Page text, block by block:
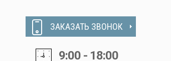
ЗАКАЗАТЬ ЗВОНОК
9:00 - 18:00